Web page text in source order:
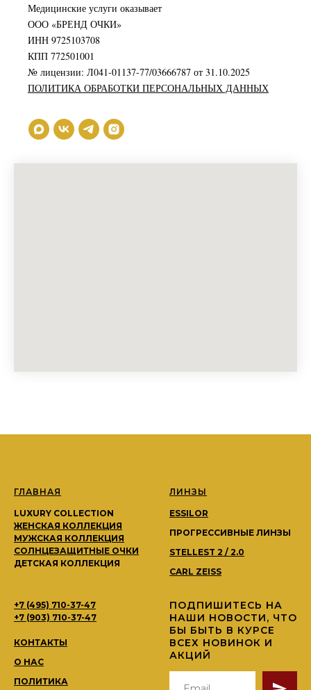
Медицинские услуги оказывает
ООО «БРЕНД ОЧКИ»
ИНН 9725103708
КПП 772501001
№ лицензии: Л041-01137-77/03666787 от 31.10.2025
ПОЛИТИКА ОБРАБОТКИ ПЕРСОНАЛЬНЫХ ДАННЫХ
ГЛАВНАЯ
LUXURY COLLECTION
ЖЕНСКАЯ КОЛЛЕКЦИЯ
МУЖСКАЯ КОЛЛЕКЦИЯ
СОЛНЦЕЗАЩИТНЫЕ ОЧКИ
ДЕТСКАЯ КОЛЛЕКЦИЯ
ЛИНЗЫ
ESSILOR
ПРОГРЕССИВНЫЕ ЛИНЗЫ
STELLEST 2 / 2.0
CARL ZEISS
+7 (495) 710-37-47
+7 (903) 710-37-47
КОНТАКТЫ
О НАС
ПОЛИТИКА
ПОДПИШИТЕСЬ НА
НАШИ НОВОСТИ, ЧТО
БЫ БЫТЬ В КУРСЕ
ВСЕХ НОВИНОК И
АКЦИЙ